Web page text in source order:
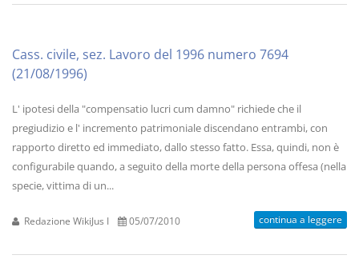
Cass. civile, sez. Lavoro del 1996 numero 7694
(21/08/1996)
L' ipotesi della "compensatio lucri cum damno" richiede che il
pregiudizio e l' incremento patrimoniale discendano entrambi, con
rapporto diretto ed immediato, dallo stesso fatto. Essa, quindi, non è
configurabile quando, a seguito della morte della persona offesa (nella
specie, vittima di un...
Redazione WikiJus I 05/07/2010 continua a leggere